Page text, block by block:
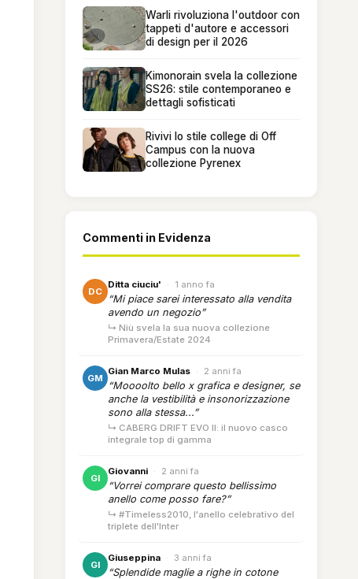
Warli rivoluziona l'outdoor con
tappeti d'autore e accessori
di design per il 2026
Kimonorain svela la collezione
SS26: stile contemporaneo e
dettagli sofisticati
Rivivi lo stile college di Off
Campus con la nuova
collezione Pyrenex
Commenti in Evidenza
DC
Ditta ciuciu' · 1 anno fa
“Mi piace sarei interessato alla vendita
avendo un negozio”
↳ Niù svela la sua nuova collezione
Primavera/Estate 2024
GM
Gian Marco Mulas · 2 anni fa
“Moooolto bello x grafica e designer, se
anche la vestibilità e insonorizzazione
sono alla stessa...”
↳ CABERG DRIFT EVO II: il nuovo casco
integrale top di gamma
GI
Giovanni · 2 anni fa
“Vorrei comprare questo bellissimo
anello come posso fare?”
↳ #Timeless2010, l'anello celebrativo del
triplete dell'Inter
GI
Giuseppina · 3 anni fa
“Splendide maglie a righe in cotone